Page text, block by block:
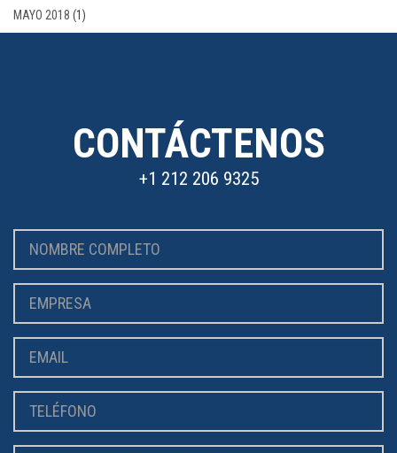
MAYO 2018 (1)
CONTÁCTENOS
+1 212 206 9325